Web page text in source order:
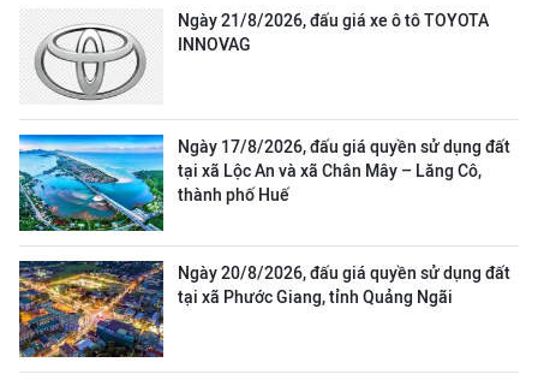
Ngày 21/8/2026, đấu giá xe ô tô TOYOTA
INNOVAG
Ngày 17/8/2026, đấu giá quyền sử dụng đất
tại xã Lộc An và xã Chân Mây – Lăng Cô,
thành phố Huế
Ngày 20/8/2026, đấu giá quyền sử dụng đất
tại xã Phước Giang, tỉnh Quảng Ngãi